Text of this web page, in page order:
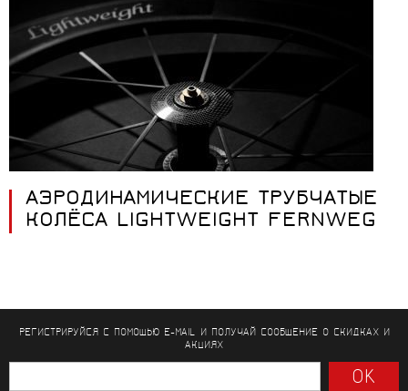
АЭРОДИНАМИЧЕСКИЕ ТРУБЧАТЫЕ
КОЛЁСА LIGHTWEIGHT FERNWEG
РЕГИСТРИРУЙСЯ С ПОМОЩЬЮ E-MAIL И ПОЛУЧАЙ СООБЩЕНИЕО СКИДКАХ И
АКЦИЯХ